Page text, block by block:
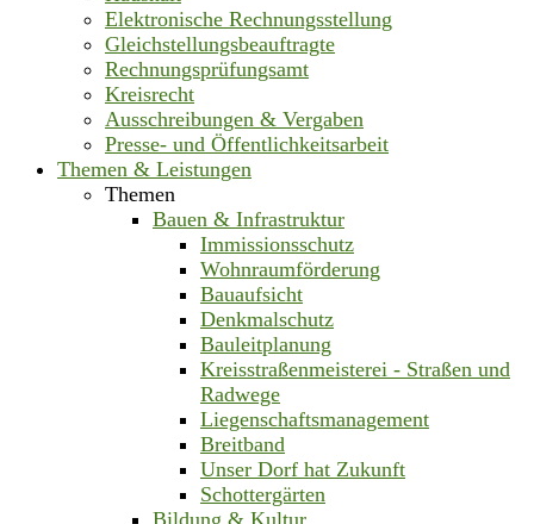
Elektronische Rechnungsstellung
Gleichstellungsbeauftragte
Rechnungsprüfungsamt
Kreisrecht
Ausschreibungen & Vergaben
Presse- und Öffentlichkeitsarbeit
Themen & Leistungen
Themen
Bauen & Infrastruktur
Immissionsschutz
Wohnraumförderung
Bauaufsicht
Denkmalschutz
Bauleitplanung
Kreisstraßenmeisterei - Straßen und
Radwege
Liegenschaftsmanagement
Breitband
Unser Dorf hat Zukunft
Schottergärten
Bildung & Kultur